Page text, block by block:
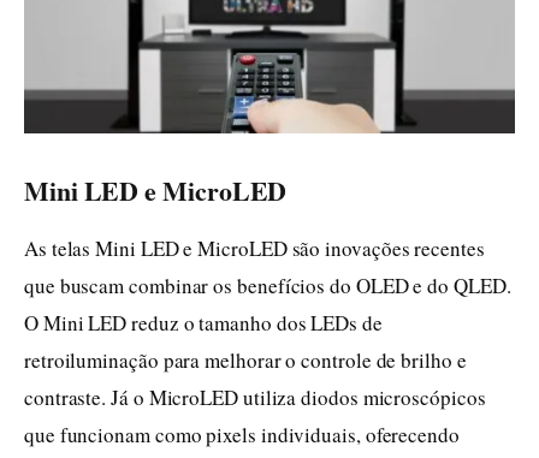
Mini LED e MicroLED
As telas Mini LED e MicroLED são inovações recentes
que buscam combinar os benefícios do OLED e do QLED.
O Mini LED reduz o tamanho dos LEDs de
retroiluminação para melhorar o controle de brilho e
contraste. Já o MicroLED utiliza diodos microscópicos
que funcionam como pixels individuais, oferecendo